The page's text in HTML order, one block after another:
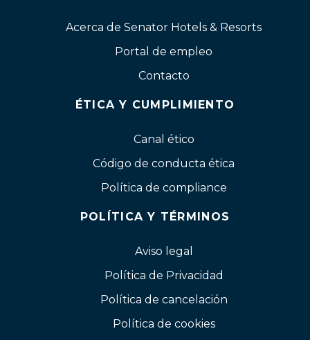
Acerca de Senator Hotels & Resorts
Portal de empleo
Contacto
ÉTICA Y CUMPLIMIENTO
Canal ético
Código de conducta ética
Política de compliance
POLÍTICA Y TÉRMINOS
Aviso legal
Política de Privacidad
Política de cancelación
Política de cookies